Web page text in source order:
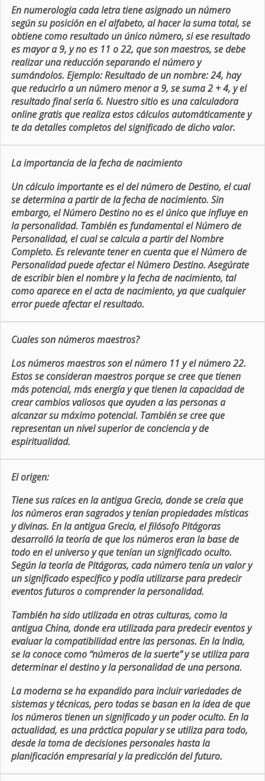
En numerologia cada letra tiene asignado un número
según su posición en el alfabeto, al hacer la suma total, se
obtiene como resultado un único número, si ese resultado
es mayor a 9, y no es 11 o 22, que son maestros, se debe
realizar una reducción separando el número y
sumándolos. Ejemplo: Resultado de un nombre: 24, hay
que reducirlo a un número menor a 9, se suma 2 + 4, y el
resultado final sería 6. Nuestro sitio es una calculadora
online gratis que realiza estos cálculos automáticamente y
te da detalles completos del significado de dicho valor.
La importancia de la fecha de nacimiento
Un cálculo importante es el del número de Destino, el cual
se determina a partir de la fecha de nacimiento. Sin
embargo, el Número Destino no es el único que influye en
la personalidad. También es fundamental el Número de
Personalidad, el cual se calcula a partir del Nombre
Completo. Es relevante tener en cuenta que el Número de
Personalidad puede afectar el Número Destino. Asegúrate
de escribir bien el nombre y la fecha de nacimiento, tal
como aparece en el acta de nacimiento, ya que cualquier
error puede afectar el resultado.
Cuales son números maestros?
Los números maestros son el número 11 y el número 22.
Estos se consideran maestros porque se cree que tienen
más potencial, más energía y que tienen la capacidad de
crear cambios valiosos que ayuden a las personas a
alcanzar su máximo potencial. También se cree que
representan un nivel superior de conciencia y de
espiritualidad.
El origen:
Tiene sus raíces en la antigua Grecia, donde se creía que
los números eran sagrados y tenían propiedades místicas
y divinas. En la antigua Grecia, el filósofo Pitágoras
desarrolló la teoría de que los números eran la base de
todo en el universo y que tenían un significado oculto.
Según la teoría de Pitágoras, cada número tenía un valor y
un significado específico y podía utilizarse para predecir
eventos futuros o comprender la personalidad.
También ha sido utilizada en otras culturas, como la
antigua China, donde era utilizada para predecir eventos y
evaluar la compatibilidad entre las personas. En la India,
se la conoce como “números de la suerte” y se utiliza para
determinar el destino y la personalidad de una persona.
La moderna se ha expandido para incluir variedades de
sistemas y técnicas, pero todas se basan en la idea de que
los números tienen un significado y un poder oculto. En la
actualidad, es una práctica popular y se utiliza para todo,
desde la toma de decisiones personales hasta la
planificación empresarial y la predicción del futuro.